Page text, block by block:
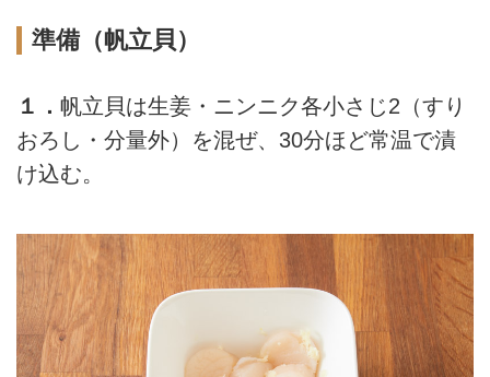
準備（帆立貝）
１． 帆立貝は生姜・ニンニク各小さじ2（すり
おろし・分量外）を混ぜ、30分ほど常温で漬
け込む。